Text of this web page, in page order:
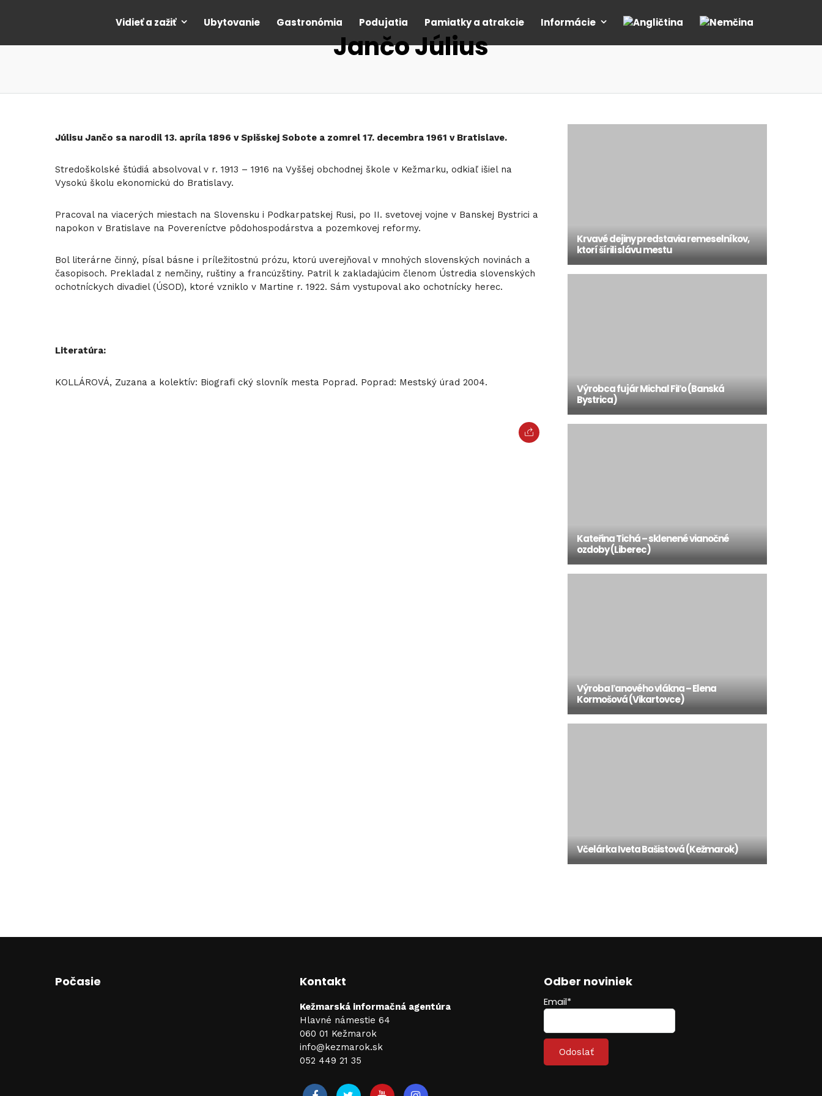
Vidieť a zažiť Ubytovanie Gastronómia Podujatia Pamiatky a atrakcie Informácie
Jančo Július
Júlisu Jančo sa narodil 13. apríla 1896 v Spišskej Sobote a zomrel 17. decembra 1961 v Bratislave.
Stredoškolské štúdiá absolvoval v r. 1913 – 1916 na Vyššej obchodnej škole v Kežmarku, odkiaľ išiel na
Vysokú školu ekonomickú do Bratislavy.
Pracoval na viacerých miestach na Slovensku i Podkarpatskej Rusi, po II. svetovej vojne v Banskej Bystrici a
napokon v Bratislave na Povereníctve pôdohospodárstva a pozemkovej reformy.
Bol literárne činný, písal básne i príležitostnú prózu, ktorú uverejňoval v mnohých slovenských novinách a
časopisoch. Prekladal z nemčiny, ruštiny a francúzštiny. Patril k zakladajúcim členom Ústredia slovenských
ochotníckych divadiel (ÚSOD), ktoré vzniklo v Martine r. 1922. Sám vystupoval ako ochotnícky herec.
Literatúra:
KOLLÁROVÁ, Zuzana a kolektív: Biografi cký slovník mesta Poprad. Poprad: Mestský úrad 2004.
Krvavé dejiny predstavia remeselníkov,
ktorí šírili slávu mestu
Výrobca fujár Michal Fiľo (Banská
Bystrica)
Kateřina Tichá – sklenené vianočné
ozdoby (Liberec)
Výroba ľanového vlákna – Elena
Kormošová (Vikartovce)
Včelárka Iveta Bašistová (Kežmarok)
Počasie Kontakt
Kežmarská informačná agentúra
Hlavné námestie 64
060 01 Kežmarok
info@kezmarok.sk
052 449 21 35
Odber noviniek
Email*